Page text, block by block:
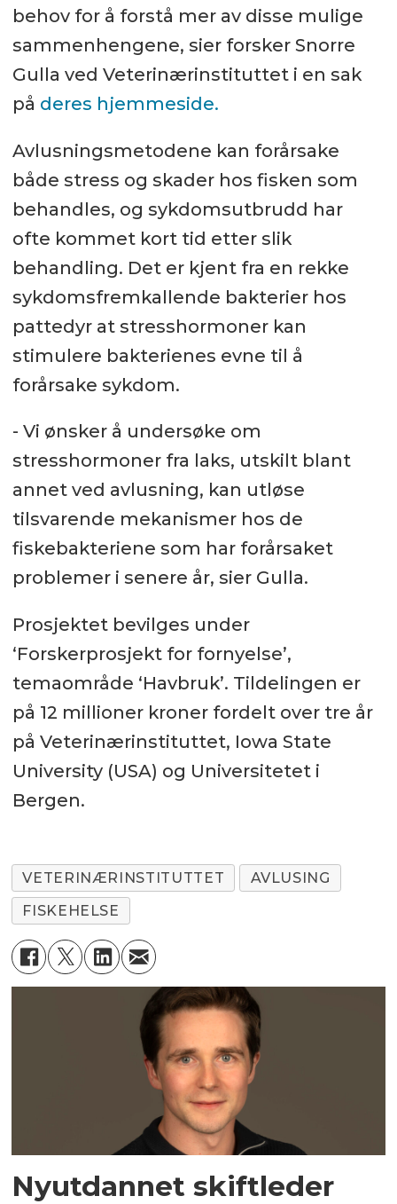
behov for å forstå mer av disse mulige
sammenhengene, sier forsker Snorre
Gulla ved Veterinærinstituttet i en sak
på deres hjemmeside.
Avlusningsmetodene kan forårsake
både stress og skader hos fisken som
behandles, og sykdomsutbrudd har
ofte kommet kort tid etter slik
behandling. Det er kjent fra en rekke
sykdomsfremkallende bakterier hos
pattedyr at stresshormoner kan
stimulere bakterienes evne til å
forårsake sykdom.
- Vi ønsker å undersøke om
stresshormoner fra laks, utskilt blant
annet ved avlusning, kan utløse
tilsvarende mekanismer hos de
fiskebakteriene som har forårsaket
problemer i senere år, sier Gulla.
Prosjektet bevilges under
‘Forskerprosjekt for fornyelse’,
temaområde ‘Havbruk’. Tildelingen er
på 12 millioner kroner fordelt over tre år
på Veterinærinstituttet, Iowa State
University (USA) og Universitetet i
Bergen.
VETERINÆRINSTITUTTET
AVLUSING
FISKEHELSE
Nyutdannet skiftleder